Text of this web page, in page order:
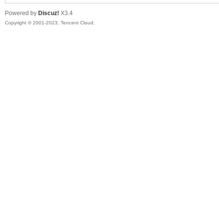
Powered by Discuz! X3.4
Copyright © 2001-2023, Tencent Cloud.